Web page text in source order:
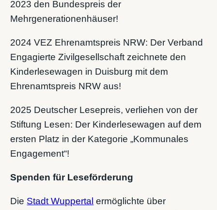
2023 den Bundespreis der
Mehrgenerationenhäuser!
2024 VEZ Ehrenamtspreis NRW: Der Verband
Engagierte Zivilgesellschaft zeichnete den
Kinderlesewagen in Duisburg mit dem
Ehrenamtspreis NRW aus!
2025 Deutscher Lesepreis, verliehen von der
Stiftung Lesen: Der Kinderlesewagen auf dem
ersten Platz in der Kategorie „Kommunales
Engagement“!
Spenden für Leseförderung
Die Stadt Wuppertal ermöglichte über